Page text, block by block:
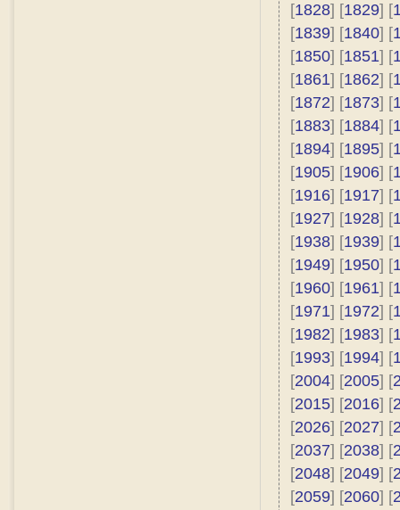
[1828] [1829] [
[1839] [1840] [
[1850] [1851] [
[1861] [1862] [
[1872] [1873] [
[1883] [1884] [
[1894] [1895] [
[1905] [1906] [
[1916] [1917] [
[1927] [1928] [
[1938] [1939] [
[1949] [1950] [
[1960] [1961] [
[1971] [1972] [
[1982] [1983] [
[1993] [1994] [
[2004] [2005] [
[2015] [2016] [
[2026] [2027] [
[2037] [2038] [
[2048] [2049] [
[2059] [2060] [